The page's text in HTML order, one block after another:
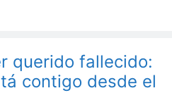
querido fallecido:
contigo desde el